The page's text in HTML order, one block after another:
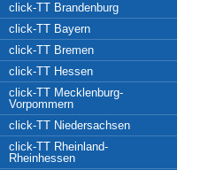
click-TT Brandenburg
click-TT Bayern
click-TT Bremen
click-TT Hessen
click-TT Mecklenburg-
Vorpommern
click-TT Niedersachsen
click-TT Rheinland-
Rheinhessen